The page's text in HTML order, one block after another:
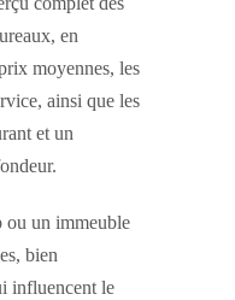
en
moyennes, les
ainsi que les
et un
ou un immeuble
bien
influencent le